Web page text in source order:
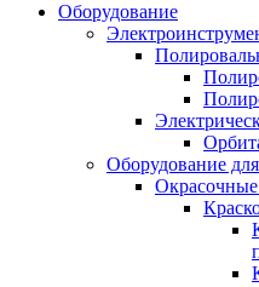
Оборудование
Оборудование